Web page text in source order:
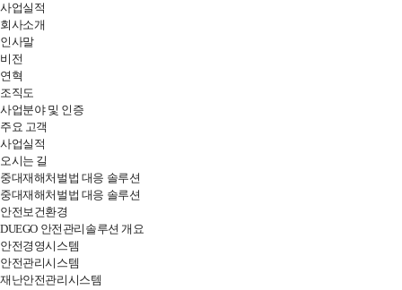
DUEGO
SYSTEM
사업실적
회사소개
인사말
비전
연혁
조직도
사업분야 및 인증
주요 고객
사업실적
오시는 길
중대재해처벌법 대응 솔루션
중대재해처벌법 대응 솔루션
안전보건환경
DUEGO 안전관리솔루션 개요
안전경영시스템
안전관리시스템
재난안전관리시스템